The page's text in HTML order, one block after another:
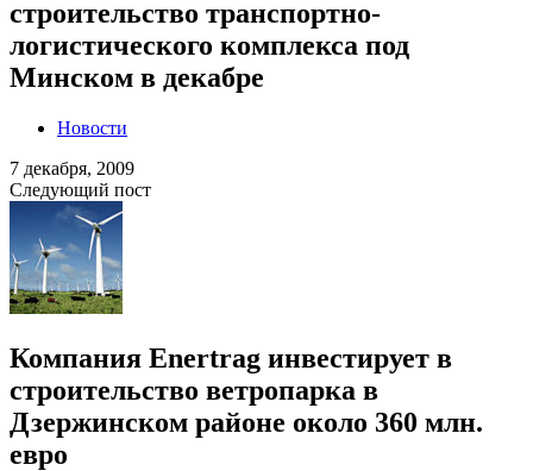
строительство транспортно-
логистического комплекса под
Минском в декабре
Новости
7 декабря, 2009
Следующий пост
Компания Enertrag инвестирует в
строительство ветропарка в
Дзержинском районе около 360 млн.
евро